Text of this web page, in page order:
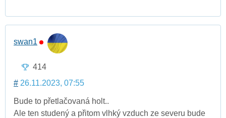
swan1
414
# 26.11.2023, 07:55
Bude to přetlačovaná holt..
Ale ten studený a přitom vlhký vzduch ze severu bude